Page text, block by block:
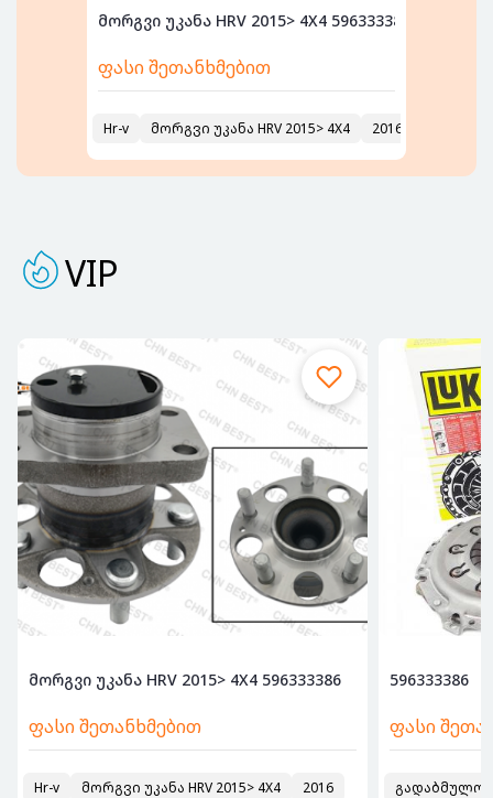
წინა-უკანა, ას...
წინა-უკანა 1992
მორგვი უკანა HRV 2015> 4X4 596333386
ფასი შეთანხმებით
მორგვი უკანა HRV 2015> 4X4 2016
596333386
VIP
უკანა, ას...
უკანა 1992
მორგვი უკანა HRV 2015> 4X4 596333386
ფასი შეთანხმებით
Hr-v მორგვი უკანა HRV 2015> 4X4 2016
596333386
ფასი